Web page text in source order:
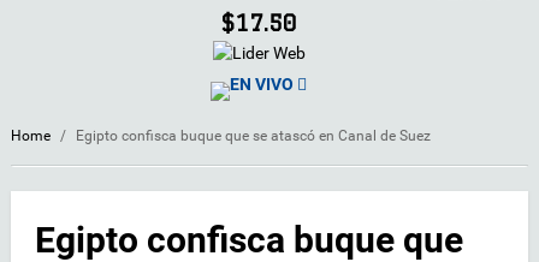
$17.50
EN VIVO
Home / Egipto confisca buque que se atascó en Canal de Suez
Egipto confisca buque que